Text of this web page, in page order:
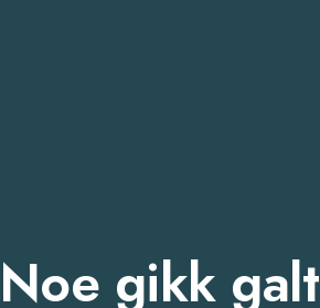
Noe gikk galt